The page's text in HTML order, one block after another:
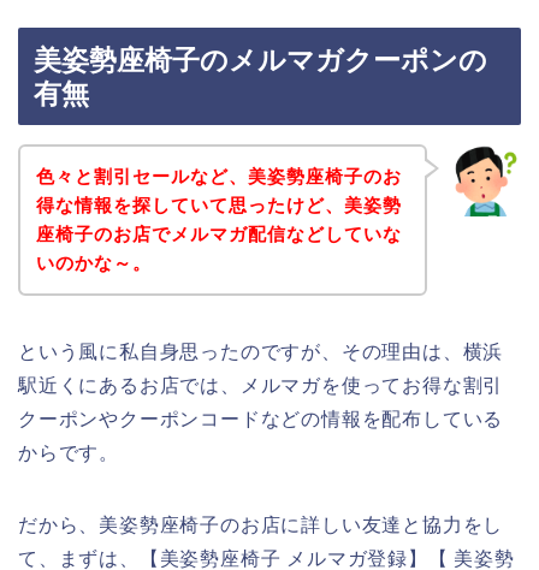
美姿勢座椅子のメルマガクーポンの
有無
色々と割引セールなど、美姿勢座椅子のお
得な情報を探していて思ったけど、美姿勢
座椅子のお店でメルマガ配信などしていな
いのかな～。
という風に私自身思ったのですが、その理由は、横浜
駅近くにあるお店では、メルマガを使ってお得な割引
クーポンやクーポンコードなどの情報を配布している
からです。
だから、美姿勢座椅子のお店に詳しい友達と協力をし
て、まずは、【美姿勢座椅子 メルマガ登録】【 美姿勢